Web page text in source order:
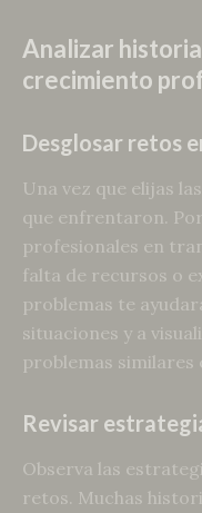
Analizar
crecimiento
Desglosar retos
Una vez que elijas
que enfrentaron.
profesionales en
falta de recursos o
problemas te
situaciones y a
problemas similares
Revisar
Observa las
retos. Muchas